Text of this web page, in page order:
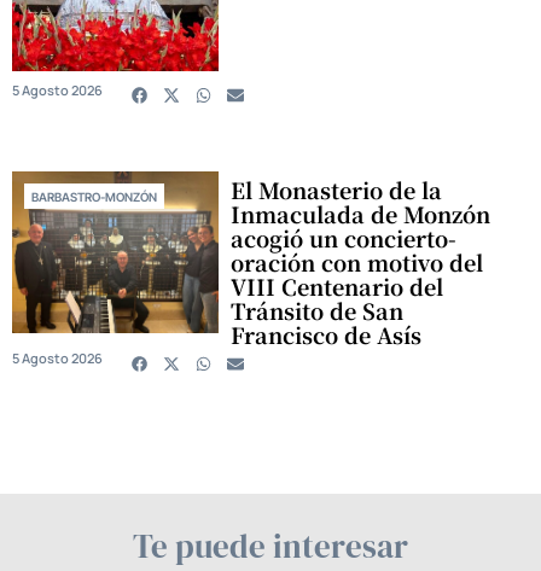
5 Agosto 2026
BARBASTRO-MONZÓN El Monasterio de la
Inmaculada de Monzón
acogió un concierto-
oración con motivo del
VIII Centenario del
Tránsito de San
Francisco de Asís
5 Agosto 2026
Te puede interesar